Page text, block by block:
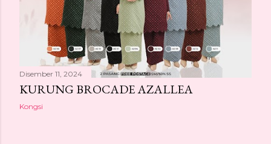
Disember 11, 2024
KURUNG BROCADE AZALLEA
Kongsi